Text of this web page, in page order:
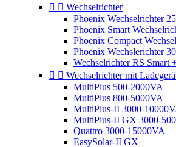
  Wechselrichter
Phoenix Wechselrichter
Phoenix Smart
Phoenix Compact
Phoenix Wechslerichter
Wechselrichter RS Smart
  Wechselrichter mit
MultiPlus 500-2000VA
MultiPlus 800-5000VA
MultiPlus-II 3000-
MultiPlus-II GX 3000-
Quattro 3000-15000VA
EasySolar-II GX